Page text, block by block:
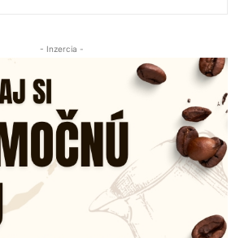
- Inzercia -